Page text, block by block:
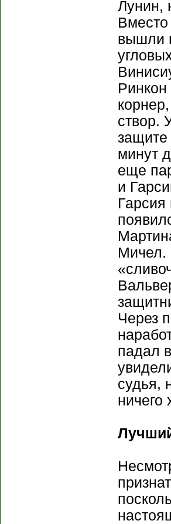
Лунин,
вышли
створ.
защите
минут
еще
и
Мичел.
Через
падал
судья,
ничего